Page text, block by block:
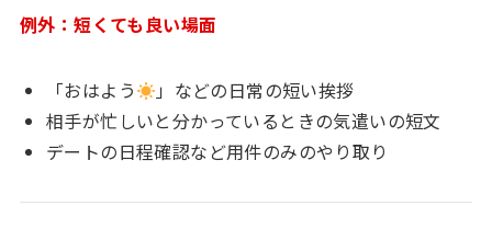
例外：短くても良い場面
「おはよう
」などの日常の短い挨拶
相手が忙しいと分かっているときの気遣いの短文
デートの日程確認など用件のみのやり取り